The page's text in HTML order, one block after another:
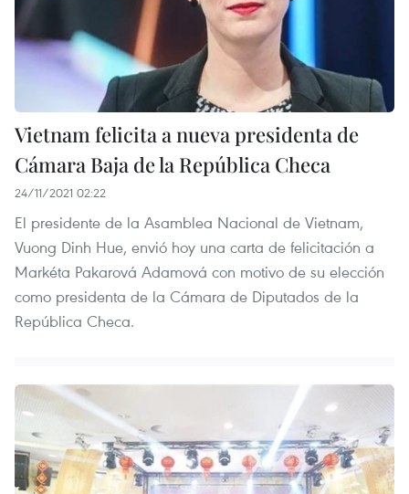
Vietnam felicita a nueva presidenta de
Cámara Baja de la República Checa
24/11/2021 02:22
El presidente de la Asamblea Nacional de Vietnam,
Vuong Dinh Hue, envió hoy una carta de felicitación a
Markéta Pakarová Adamová con motivo de su elección
como presidenta de la Cámara de Diputados de la
República Checa.